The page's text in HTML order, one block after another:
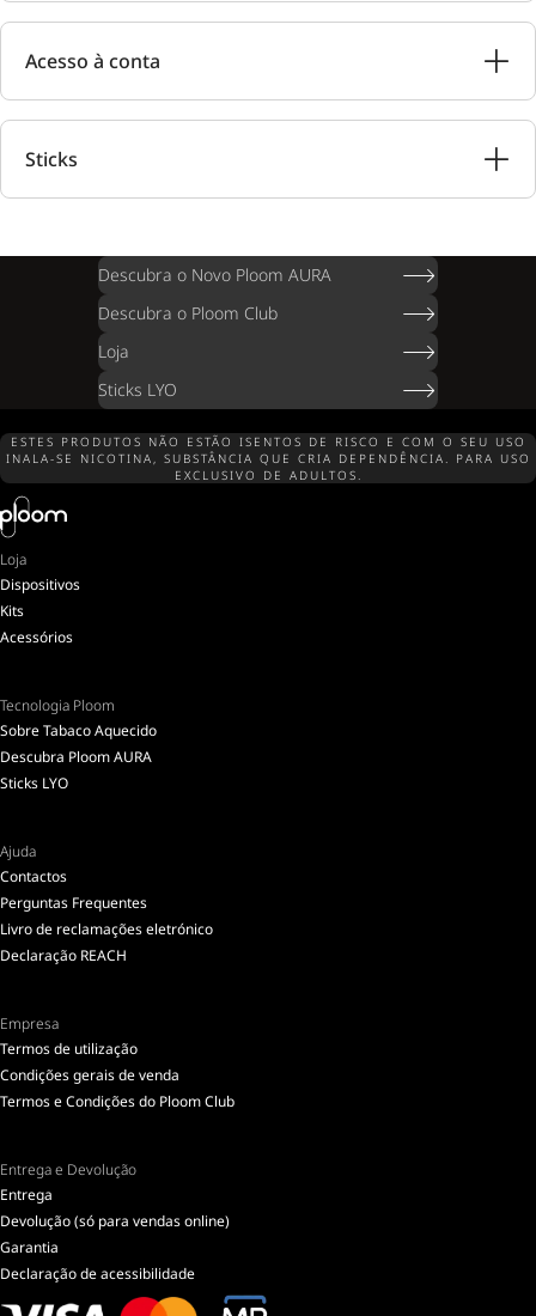
Acesso à conta
Sticks
Descubra o Novo Ploom AURA
Descubra o Ploom Club
Loja
Sticks LYO
ESTES PRODUTOS NÃO ESTÃO ISENTOS DE RISCO E COM O SEU USO
INALA-SE NICOTINA, SUBSTÂNCIA QUE CRIA DEPENDÊNCIA. PARA USO
EXCLUSIVO DE ADULTOS.
Loja
Dispositivos
Kits
Acessórios
Tecnologia Ploom
Sobre Tabaco Aquecido
Descubra Ploom AURA
Sticks LYO
Ajuda
Contactos
Perguntas Frequentes
Livro de reclamações eletrónico
Declaração REACH
Empresa
Termos de utilização
Condições gerais de venda
Termos e Condições do Ploom Club
Entrega e Devolução
Entrega
Devolução (só para vendas online)
Garantia
Declaração de acessibilidade